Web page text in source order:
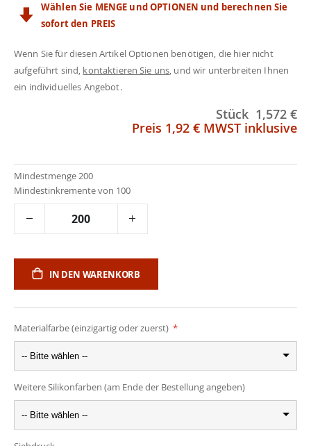
Wählen Sie MENGE und OPTIONEN und berechnen Sie
sofort den PREIS
Wenn Sie für diesen Artikel Optionen benötigen, die hier nicht
aufgeführt sind, kontaktieren Sie uns, und wir unterbreiten Ihnen
ein individuelles Angebot.
Stück 1,572 €
Preis 1,92 € MWST inklusive
Mindestmenge 200
Mindestinkremente von 100
IN DEN WARENKORB
Materialfarbe (einzigartig oder zuerst)
-- Bitte wählen --
Weitere Silikonfarben (am Ende der Bestellung angeben)
-- Bitte wählen --